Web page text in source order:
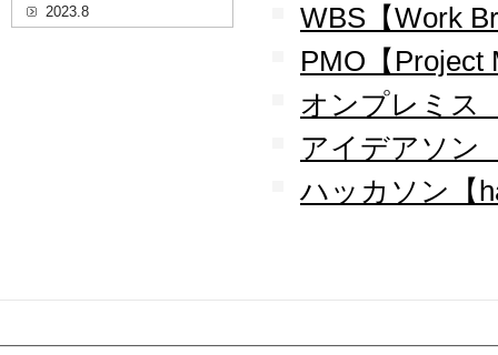
WBS【Work
PMO【Project
オンプレミス
アイデアソン
ハッカソン【
2023.8
20代を対象としたWEBセ
Online（プロフェッショ